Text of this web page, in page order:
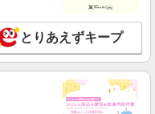
とりあえずキープ